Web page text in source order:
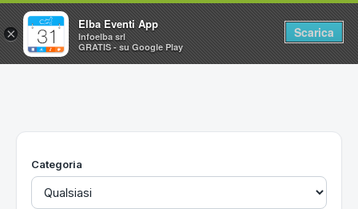
Home
Utilità
Categoria
×
Elba Eventi App
Infoelba srl
GRATIS - su Google Play
Scarica